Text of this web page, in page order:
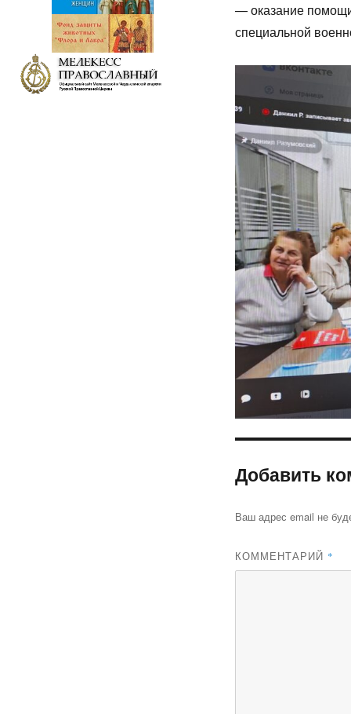
— оказание
специальной
Добавить
Ваш адрес email не
КОММЕНТАРИЙ *